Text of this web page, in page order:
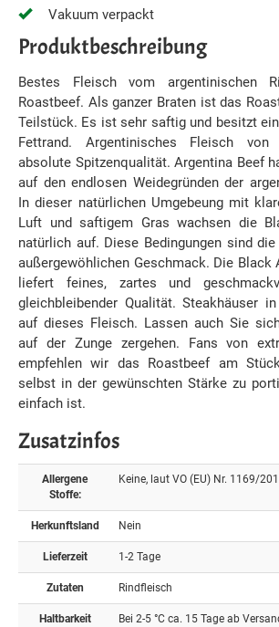
Vakuum verpackt
Produktbeschreibung
Bestes Fleisch vom argentinischen
Roastbeef. Als ganzer Braten ist das
Teilstück. Es ist sehr saftig und besitzt
Fettrand. Argentinisches Fleisch
absolute Spitzenqualität. Argentina Beef
auf den endlosen Weidegründen der
In dieser natürlichen Umgebeung mit
Luft und saftigem Gras wachsen die
natürlich auf. Diese Bedingungen sind
außergewöhlichen Geschmack. Die Black
liefert feines, zartes und
gleichbleibender Qualität. Steakhäuser
auf dieses Fleisch. Lassen auch Sie
auf der Zunge zergehen. Fans von
empfehlen wir das Roastbeef am
selbst in der gewünschten Stärke zu
einfach ist.
Zusatzinfos
Allergene
Stoffe:
Keine, laut VO (EU) Nr. 1169/
Herkunftsland Nein
Lieferzeit 1-2 Tage
Zutaten Rindfleisch
Haltbarkeit
Bei 2-5 °C ca. 15 Tage ab